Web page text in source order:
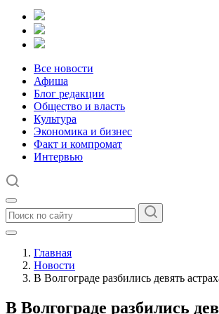
Все новости
Афиша
Блог редакции
Общество и власть
Культура
Экономика и бизнес
Факт и компромат
Интервью
Главная
Новости
В Волгограде разбились девять
В Волгограде разбились